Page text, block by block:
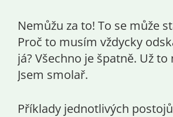
Nemůžu za to! To se může
Proč to musím vždycky
já? Všechno je špatně. Už to
Jsem smolař.
Příklady jednotlivých